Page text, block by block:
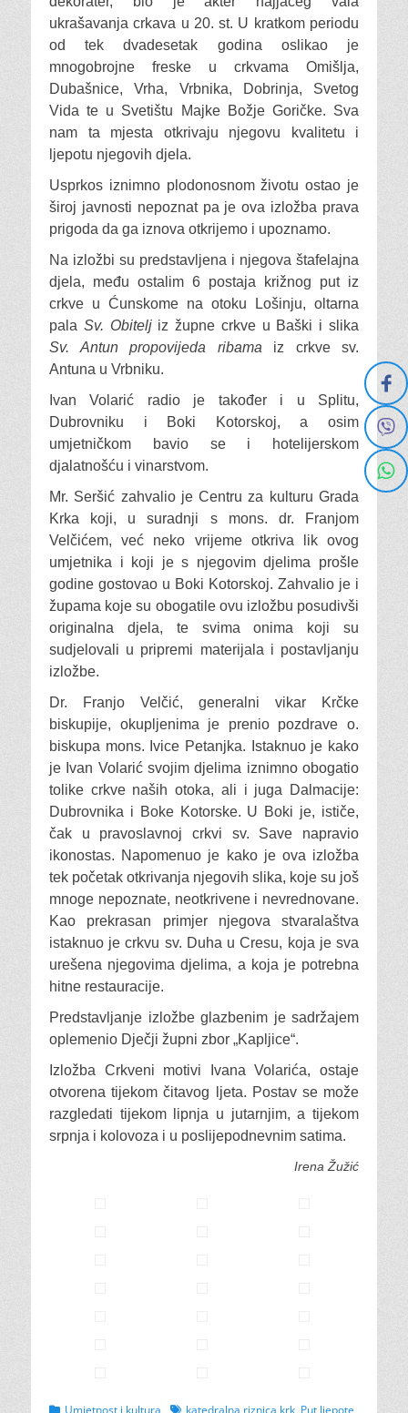
ukrašavanja crkava u 20. st. U kratkom periodu
od tek dvadesetak godina oslikao je
mnogobrojne freske u crkvama Omišlja,
Dubašnice, Vrha, Vrbnika, Dobrinja, Svetog
Vida te u Svetištu Majke Božje Goričke. Sva
nam ta mjesta otkrivaju njegovu kvalitetu i
ljepotu njegovih djela.
Usprkos iznimno plodonosnom životu ostao je
široj javnosti nepoznat pa je ova izložba prava
prigoda da ga iznova otkrijemo i upoznamo.
Na izložbi su predstavljena i njegova štafelajna
djela, među ostalim 6 postaja križnog put iz
crkve u Ćunskome na otoku Lošinju, oltarna
pala Sv. Obiteljiz župne crkve u Baški i slika
Sv. Antun propovijeda ribama iz crkve sv.
Antuna u Vrbniku.
Ivan Volarić radio je također i u Splitu,
Dubrovniku i Boki Kotorskoj, a osim
umjetničkom bavio se i hotelijerskom
djalatnošću i vinarstvom.
Mr. Seršić zahvalio je Centru za kulturu Grada
Krka koji, u suradnji s mons. dr. Franjom
Velčićem, već neko vrijeme otkriva lik ovog
umjetnika i koji je s njegovim djelima prošle
godine gostovao u Boki Kotorskoj. Zahvalio je i
župama koje su obogatile ovu izložbu posudivši
originalna djela, te svima onima koji su
sudjelovali u pripremi materijala i postavljanju
izložbe.
Dr. Franjo Velčić, generalni vikar Krčke
biskupije, okupljenima je prenio pozdrave o.
biskupa mons. Ivice Petanjka. Istaknuo je kako
je Ivan Volarić svojim djelima iznimno obogatio
tolike crkve naših otoka, ali i juga Dalmacije:
Dubrovnika i Boke Kotorske. U Boki je, ističe,
čak u pravoslavnoj crkvi sv. Save napravio
ikonostas. Napomenuo je kako je ova izložba
tek početak otkrivanja njegovih slika, koje su još
mnoge nepoznate, neotkrivene i nevrednovane.
Kao prekrasan primjer njegova stvaralaštva
istaknuo je crkvu sv. Duha u Cresu, koja je sva
urešena njegovima djelima, a koja je potrebna
hitne restauracije.
Predstavljanje izložbe glazbenim je sadržajem
oplemenio Dječji župni zbor „Kapljice“.
Izložba Crkveni motivi Ivana Volarića, ostaje
otvorena tijekom čitavog ljeta. Postav se može
razgledati tijekom lipnja u jutarnjim, a tijekom
srpnja i kolovoza i u poslijepodnevnim satima.
Irena Žužić
Categories
Umjetnost i kultura Tagskatedralna riznica krk Put ljepote